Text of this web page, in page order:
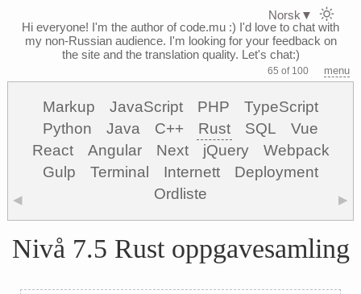
Hi everyone! I'm the author of code.mu :) I'd love to chat with
my non-Russian audience. I'm looking for your feedback on
the site and the translation quality. Let's chat:)
65 of 100 menu
Markup JavaScript PHP
TypeScript
Python
Java C++ Rust SQL
Vue
React
Angular Next jQuery
Webpack
Gulp
Terminal Internett
Deployment
Ordliste
◀ ▶
Nivå 7.5 Rust oppgavesamling
Norsk ▼